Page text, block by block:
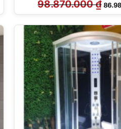
₫.
98.870.000₫ Giá
gốc
là: